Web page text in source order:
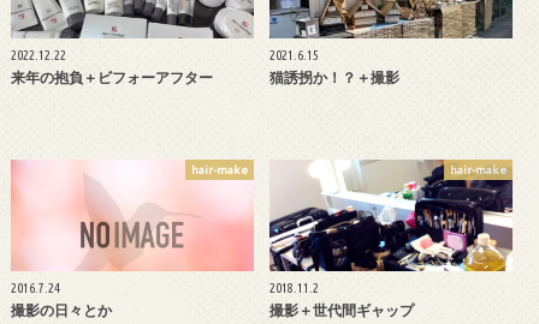
2022.12.22
来年の抱負＋ビフォーアフター
2021.6.15
猫誘拐か！？＋撮影
hair-make
2016.7.24
撮影の日々とか
hair-make
2018.11.2
撮影＋世代間ギャップ